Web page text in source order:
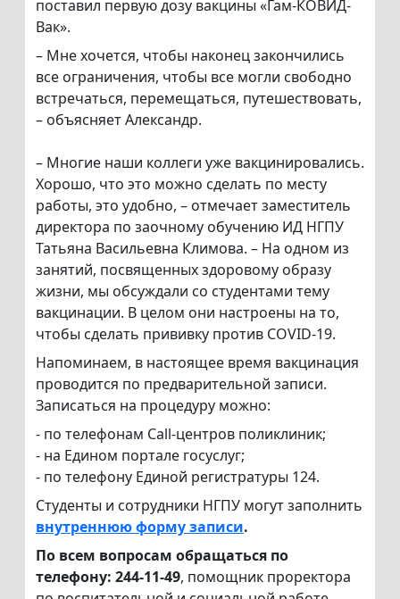
поставил первую дозу вакцины «Гам-КОВИД-
Вак».
– Мне хочется, чтобы наконец закончились
все ограничения, чтобы все могли свободно
встречаться, перемещаться, путешествовать,
– объясняет Александр.
– Многие наши коллеги уже вакцинировались.
Хорошо, что это можно сделать по месту
работы, это удобно, – отмечает заместитель
директора по заочному обучению ИД НГПУ
Татьяна Васильевна Климова. – На одном из
занятий, посвященных здоровому образу
жизни, мы обсуждали со студентами тему
вакцинации. В целом они настроены на то,
чтобы сделать прививку против COVID-19.
Напоминаем, в настоящее время вакцинация
проводится по предварительной записи.
Записаться на процедуру можно:
- по телефонам Call-центров поликлиник;
- на Едином портале госуслуг;
- по телефону Единой регистратуры 124.
Студенты и сотрудники НГПУ могут заполнить
внутреннюю форму записи.
По всем вопросам обращаться по
телефону: 244-11-49, помощник проректора